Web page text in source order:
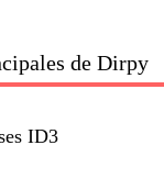
de Dirpy
ID3